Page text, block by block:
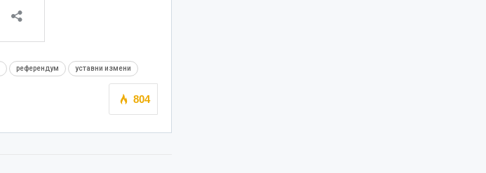
референдум уставни измени
804